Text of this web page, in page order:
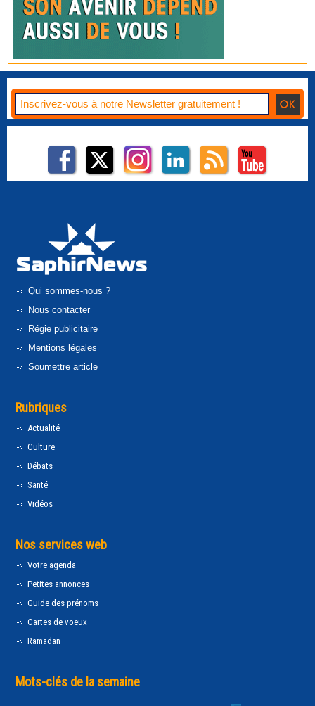
Qui sommes-nous ?
Nous contacter
Régie publicitaire
Mentions légales
Soumettre article
Rubriques
Actualité
Culture
Débats
Santé
Vidéos
Nos services web
Votre agenda
Petites annonces
Guide des prénoms
Cartes de voeux
Ramadan
Mots-clés de la semaine